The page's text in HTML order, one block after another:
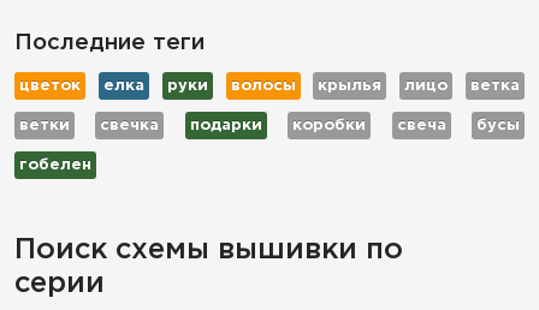
Последние теги
цветок елка руки волосы крылья лицо ветка
ветки свечка подарки коробки свеча бусы
гобелен
Поиск схемы вышивки по
серии